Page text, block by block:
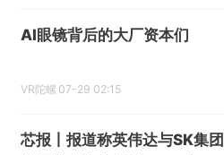
AI眼镜背后的大厂资本们
VR陀螺 07-29 02:15
芯报丨报道称英伟达与SK集团